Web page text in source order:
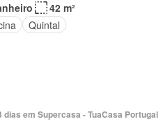
42 m²
Quintal
dias em Supercasa - TuaCasa Portugal